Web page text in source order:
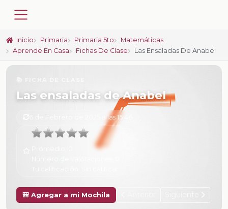
Inicio Primaria Primaria 5to
Matemáticas
Aprende En Casa
Fichas De Clase Las Ensaladas De Anabel
Las ensaladas de Anabel
6 de Febrero de 2025 a las 15:46
🎒 Agregar a mi Mochila